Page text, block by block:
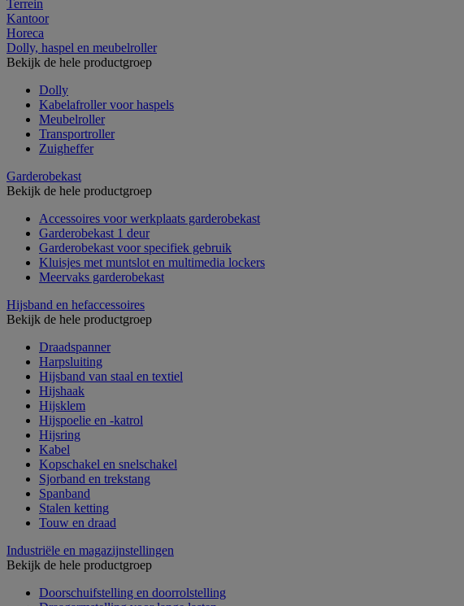
Terrein
Kantoor
Horeca
Dolly, haspel en meubelroller
Bekijk de hele productgroep
Dolly
Kabelafroller voor haspels
Meubelroller
Transportroller
Zuigheffer
Garderobekast
Bekijk de hele productgroep
Accessoires voor werkplaats garderobekast
Garderobekast 1 deur
Garderobekast voor specifiek gebruik
Kluisjes met muntslot en multimedia lockers
Meervaks garderobekast
Hijsband en hefaccessoires
Bekijk de hele productgroep
Draadspanner
Harpsluiting
Hijsband van staal en textiel
Hijshaak
Hijsklem
Hijspoelie en -katrol
Hijsring
Kabel
Kopschakel en snelschakel
Sjorband en trekstang
Spanband
Stalen ketting
Touw en draad
Industriële en magazijnstellingen
Bekijk de hele productgroep
Doorschuifstelling en doorrolstelling